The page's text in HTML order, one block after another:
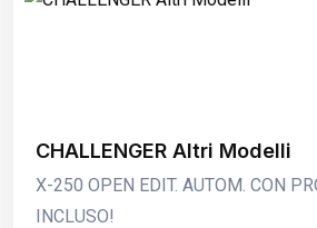
CHALLENGER Altri Modelli
X-250 OPEN EDIT. AUTOM. CON
INCLUSO!